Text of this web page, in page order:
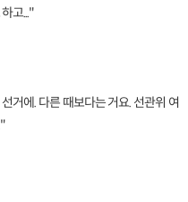
고..."
거에. 다른 때보다는 거요. 선관위 여